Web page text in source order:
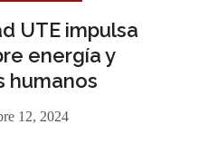
UTE impulsa
energía y
humanos
12, 2024